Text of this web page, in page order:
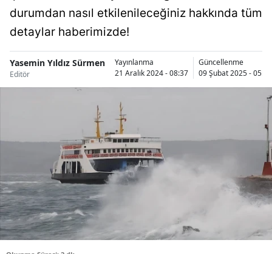
Bitlis
Burdur
Çankırı
Denizli
Edirne
durumdan nasıl etkilenileceğiniz hakkında tüm
detaylar haberimizde!
Yasemin Yıldız Sürmen
Editör
Yayınlanma
21 Aralık 2024 - 08:37
Güncellenme
09 Şubat 2025 - 05:26